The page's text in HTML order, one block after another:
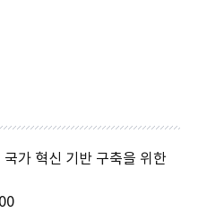
가 혁신 기반 구축을 위한